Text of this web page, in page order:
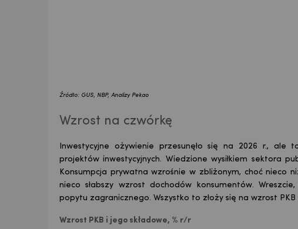
Źródło: GUS, NBP, Analizy Pekao
Wzrost na czwórkę
Inwestycyjne ożywienie przesunęło się na 2026 r., ale
projektów inwestycyjnych. Wiedzione wysiłkiem sektora
Konsumpcja prywatna wzrośnie w zbliżonym, choć nieco
nieco słabszy wzrost dochodów konsumentów.
popytu zagranicznego. Wszystko to złoży się na wzrost PKB
Wzrost PKB i jego składowe, % r/r